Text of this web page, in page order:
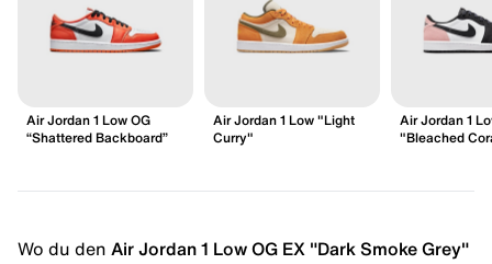
Air Jordan 1 Low OG
“Shattered Backboard”
Air Jordan 1 Low "Light
Curry"
Air Jordan 1
"Bleached
Wo du den Air Jordan 1 Low OG EX "Dark Smoke Grey"